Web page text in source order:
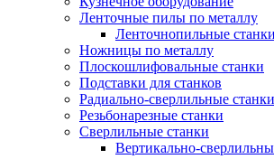
Ленточные пилы по металлу
Ленточнопильные
Ножницы по металлу
Плоскошлифовальные станки
Подставки для станков
Радиально-сверлильные станки
Резьбонарезные станки
Сверлильные станки
Вертикально-